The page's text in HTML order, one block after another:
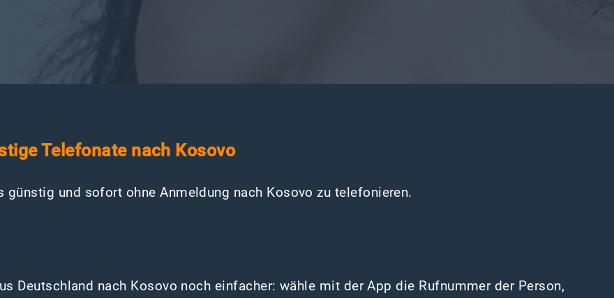
Telefonate nach Kosovo
günstig und sofort ohne Anmeldung nach Kosovo zu telefonieren.
Deutschland nach Kosovo noch einfacher: wähle mit der App die Rufnummer der Person,